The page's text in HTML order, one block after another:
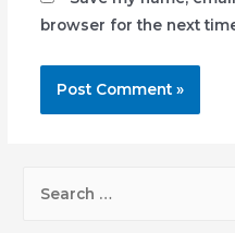
browser for the next